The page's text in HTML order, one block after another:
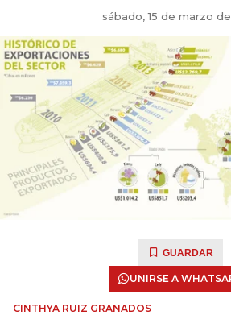
sábado, 15 de marzo
GUARDAR
UNIRSE A
CINTHYA RUIZ GRANADOS